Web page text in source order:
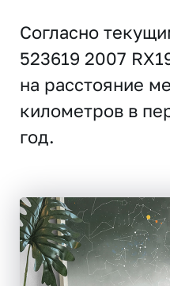
Согласно
523619 2007
на расстояние
километров в
год.